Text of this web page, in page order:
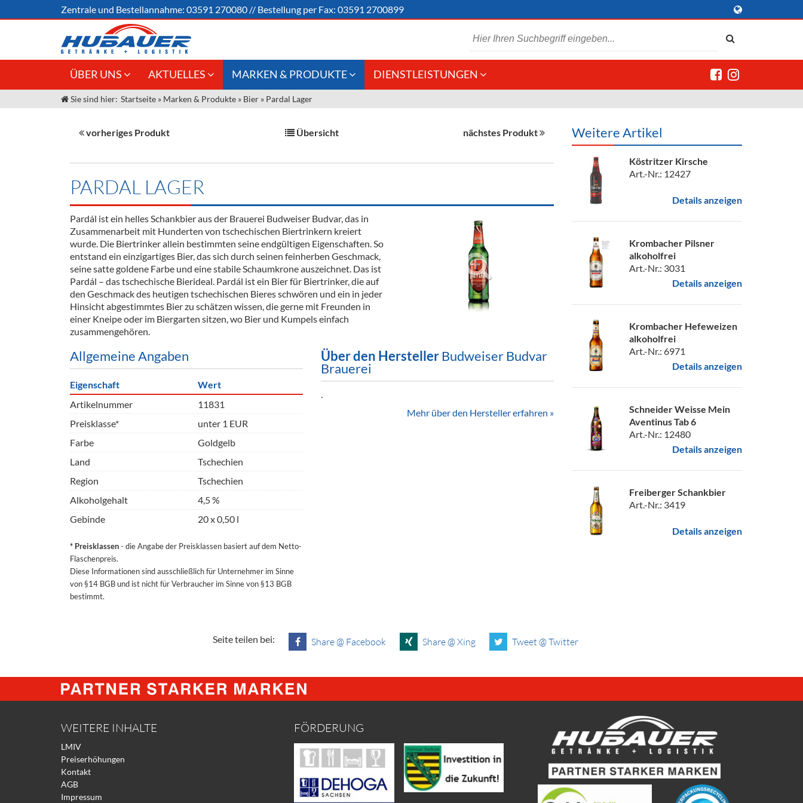
Zentrale und Bestellannahme: 03591 270080 // Bestellung per Fax: 03591 2700899
ÜBER UNS
Jobs
Unser Liefergebiet
AKTUELLES
Angebote Gastronomie &
Gastronomie
Großhandel
Innovation - Die Neue Art des
Termine
MARKEN & PRODUKTE
Weine & Schaumwein
Alkoholfreie Getränke
Öle & Küchenartikel
Kaffee
Barzubehör
Equipment
Ausschankwagen
Gläser
Kühlanhänger Hygieneartikel & Desinfektion
DIENSTLEISTUNGEN
Sie sind hier: Startseite » Marken & Produkte » Bier » Pardal Lager
vorheriges Produkt Übersicht nächstes Produkt
PARDAL LAGER
Pardál ist ein helles Schankbier aus der Brauerei Budweiser Budvar, das in
Zusammenarbeit mit Hunderten von tschechischen Biertrinkern kreiert
wurde. Die Biertrinker allein bestimmten seine endgültigen Eigenschaften. So
entstand ein einzigartiges Bier, das sich durch seinen feinherben Geschmack,
seine satte goldene Farbe und eine stabile Schaumkrone auszeichnet. Das ist
Pardál – das tschechische Bierideal. Pardál ist ein Bier für Biertrinker, die auf
den Geschmack des heutigen tschechischen Bieres schwören und ein in jeder
Hinsicht abgestimmtes Bier zu schätzen wissen, die gerne mit Freunden in
einer Kneipe oder im Biergarten sitzen, wo Bier und Kumpels einfach
zusammengehören.
Allgemeine Angaben
Eigenschaft
Wert
Artikelnummer
11831
Preisklasse*
unter 1 EUR
Farbe
Goldgelb
Land
Tschechien
Region
Tschechien
Alkoholgehalt
4,5 %
Gebinde
20 x 0,50 l
* Preisklassen- die Angabe der Preisklassen basiert auf dem Netto-
Flaschenpreis.
Diese Informationen sind ausschließlich für Unternehmer im Sinne
von §14 BGB und ist nicht für Verbraucher im Sinne von §13 BGB
bestimmt.
Über den Hersteller Budweiser Budvar
Brauerei
.
Mehr über den Hersteller erfahren »
Weitere Artikel
Köstritzer Kirsche
Art.-Nr.: 12427
Details anzeigen
Krombacher Pilsner
alkoholfrei
Art.-Nr.: 3031
Details anzeigen
Krombacher Hefeweizen
alkoholfrei
Art.-Nr.: 6971
Details anzeigen
Schneider Weisse Mein
Aventinus Tab 6
Art.-Nr.: 12480
Details anzeigen
Freiberger Schankbier
Art.-Nr.: 3419
Details anzeigen
Seite teilen bei: Share @ Facebook Share @ Xing Tweet @ Twitter
WEITERE INHALTE
LMIV
Preiserhöhungen
Kontakt
AGB
Impressum
FÖRDERUNG